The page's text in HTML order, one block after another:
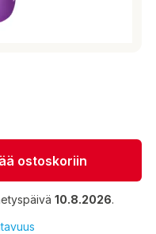
ostoskoriin
10.8.2026.